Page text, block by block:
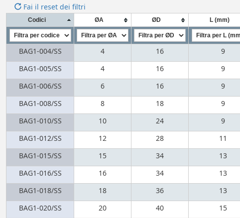
Fai il reset dei filtri
Codici ØA ØD L (mm)
BAG1-004/SS 4 16 9
BAG1-005/SS
4 16 9
BAG1-006/SS
6 16 9
BAG1-008/SS
8 18 9
BAG1-010/SS
10 24 9
BAG1-012/SS
12 28 11
BAG1-015/SS
15 34 13
BAG1-016/SS
16 34 13
BAG1-018/SS
18 36 13
BAG1-020/SS
20 40 15